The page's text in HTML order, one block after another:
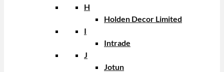
H
Holden Decor Limited
I
Intrade
J
Jotun